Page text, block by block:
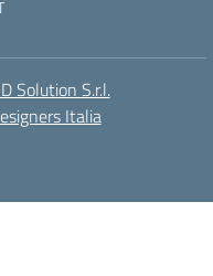
Solution S.r.l.
Italia